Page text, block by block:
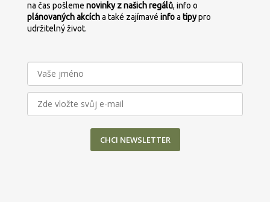
na čas pošleme novinky z našich regálů, info o
plánovanýchakcícha také zajímavé infoa tipypro
udržitelný život.
CHCI NEWSLETTER